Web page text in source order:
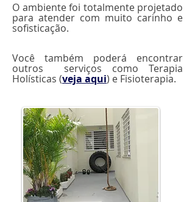
O ambiente foi totalmente projetado
para atender com muito carinho e
sofisticação.
Você também poderá encontrar
outros serviços como Terapia
Holísticas (veja aqui) e Fisioterapia.